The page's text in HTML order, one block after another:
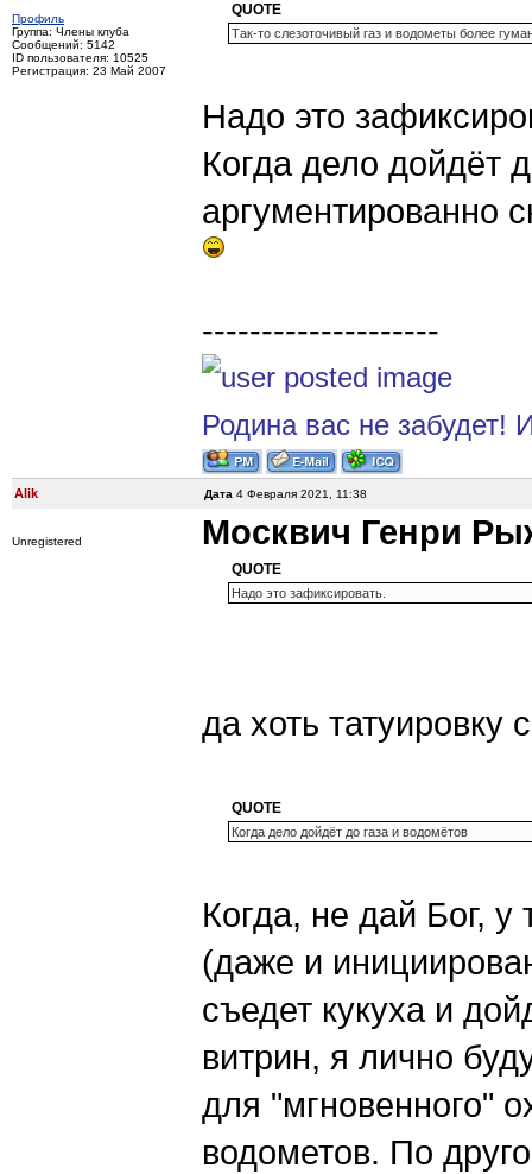
Профиль
Группа: Члены клуба
Сообщений: 5142
ID пользователя: 10525
Регистрация: 23 Май 2007
QUOTE
Так-то слезоточивый газ и водометы более
Надо это
Когда дело дойдёт
аргументированно
--------------------
Родина вас не забудет!
Alik Дата 4 Февраля 2021, 11:38
Unregistered Москвич Генри
QUOTE
Надо это зафиксировать.
да хоть татуировку
QUOTE
Когда дело дойдёт до газа и водомётов
Когда, не дай Бог,
(даже и
съедет кукуха и
витрин, я лично
для "мгновенного"
водометов. По